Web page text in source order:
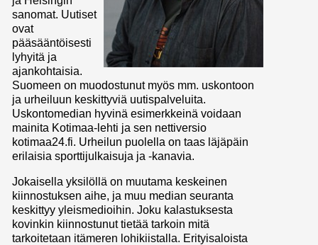
sanomat. Uutiset
ovat
pääsääntöisesti
lyhyitä ja
ajankohtaisia.
Suomeen on muodostunut myös mm. uskontoon
ja urheiluun keskittyviä uutispalveluita.
Uskontomedian hyvinä esimerkkeinä voidaan
mainita Kotimaa-lehti ja sen nettiversio
kotimaa24.fi. Urheilun puolella on taas läjäpäin
erilaisia sporttijulkaisuja ja -kanavia.
Jokaisella yksilöllä on muutama keskeinen
kiinnostuksen aihe, ja muu median seuranta
keskittyy yleismedioihin. Joku kalastuksesta
kovinkin kiinnostunut tietää tarkoin mitä
tarkoitetaan itämeren lohikiistalla. Erityisaloista